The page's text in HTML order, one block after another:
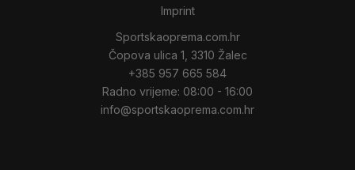
Imprint
Sportskaoprema.com.hr
Čopova ulica 1, 3310 Žalec
+385 957 665 584
Radno vrijeme: 08:00 - 16:00
info@sportskaoprema.com.hr